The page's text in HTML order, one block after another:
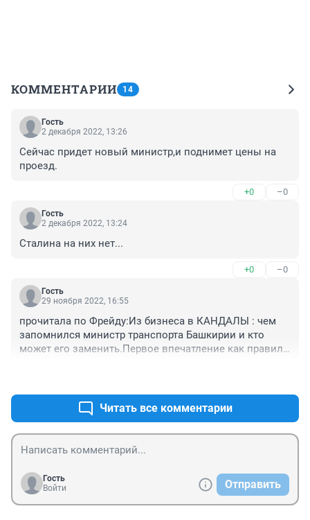
КОММЕНТАРИИ 14
Гость
2 декабря 2022, 13:26
Сейчас придет новый министр,и поднимет цены на
проезд.
+0 –0
Гость
2 декабря 2022, 13:24
Сталина на них нет...
+0 –0
Гость
29 ноября 2022, 16:55
прочитала по Фрейду:Из бизнеса в КАНДАЛЫ : чем
запомнился министр транспорта Башкирии и кто
может его заменить.Первое впечатление как правило
Читать все комментарии
Гость
Войти
Отправить